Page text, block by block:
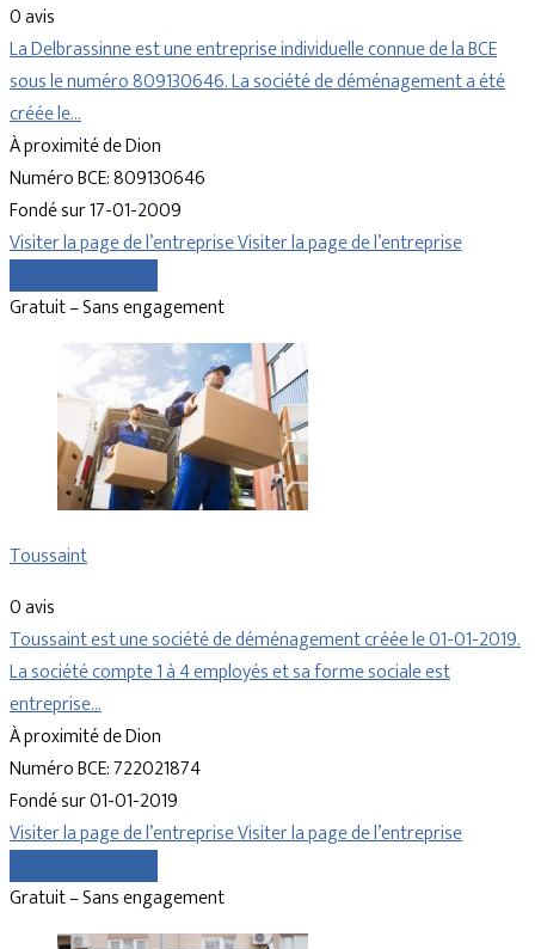
0 avis
La Delbrassinne est une entreprise individuelle connue de la BCE
sous le numéro 809130646. La société de déménagement a été
créée le…
À proximité de Dion
Numéro BCE: 809130646
Fondé sur 17-01-2009
Visiter la page de l’entrepriseVisiter la page de l’entreprise
Gratuit – Sans engagement
Toussaint
0 avis
Toussaint est une société de déménagement créée le 01-01-2019.
La société compte 1 à 4 employés et sa forme sociale est
entreprise…
À proximité de Dion
Numéro BCE: 722021874
Fondé sur 01-01-2019
Visiter la page de l’entrepriseVisiter la page de l’entreprise
Gratuit – Sans engagement